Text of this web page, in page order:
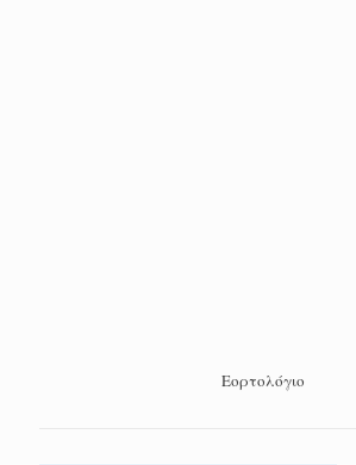
Εορτολόγιο